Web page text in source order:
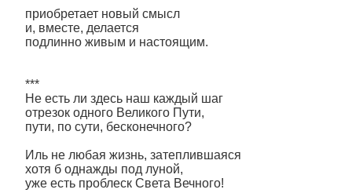
приобретает новый смысл
и, вместе, делается
подлинно живым и настоящим.
***
Не есть ли здесь наш каждый шаг
отрезок одного Великого Пути,
пути, по сути, бесконечного?
Иль не любая жизнь, затеплившаяся
хотя б однажды под луной,
уже есть проблеск Света Вечного!